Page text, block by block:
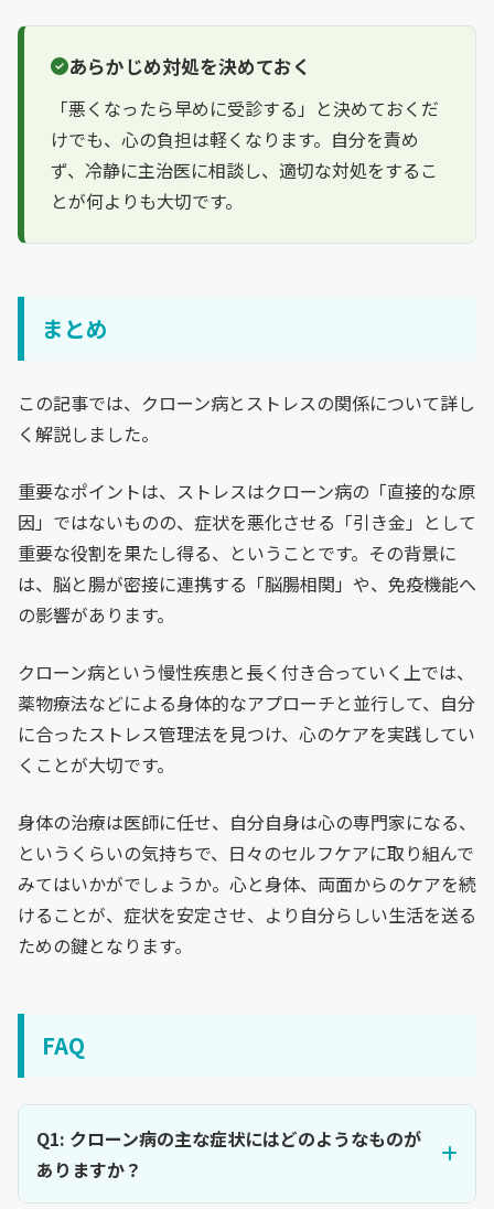
あらかじめ対処を決めておく
「悪くなったら早めに受診する」と決めておくだ
けでも、心の負担は軽くなります。自分を責め
ず、冷静に主治医に相談し、適切な対処をするこ
とが何よりも大切です。
まとめ
この記事では、クローン病とストレスの関係について詳し
く解説しました。
重要なポイントは、ストレスはクローン病の「直接的な原
因」ではないものの、症状を悪化させる「引き金」として
重要な役割を果たし得る、ということです。その背景に
は、脳と腸が密接に連携する「脳腸相関」や、免疫機能へ
の影響があります。
クローン病という慢性疾患と長く付き合っていく上では、
薬物療法などによる身体的なアプローチと並行して、自分
に合ったストレス管理法を見つけ、心のケアを実践してい
くことが大切です。
身体の治療は医師に任せ、自分自身は心の専門家になる、
というくらいの気持ちで、日々のセルフケアに取り組んで
みてはいかがでしょうか。心と身体、両面からのケアを続
けることが、症状を安定させ、より自分らしい生活を送る
ための鍵となります。
FAQ
Q1: クローン病の主な症状にはどのようなものが
ありますか？